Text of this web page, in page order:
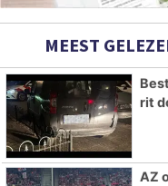
MEEST
rit
AZ